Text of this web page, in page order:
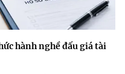
hành nghề đấu giá tài